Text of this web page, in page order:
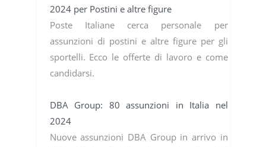
2024 per Postini e altre figure
Poste Italiane cerca personale per
assunzioni di postini e altre figure per gli
sportelli. Ecco le offerte di lavoro e come
candidarsi.
DBA Group: 80 assunzioni in Italia nel
2024
Nuove assunzioni DBA Group in arrivo in